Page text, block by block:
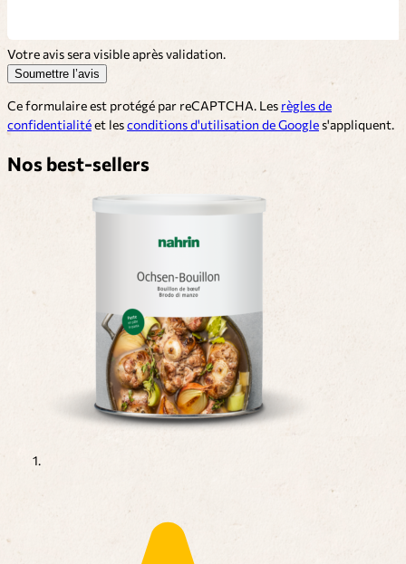
Votre avis sera visible après validation.
Soumettre l’avis
Ce formulaire est protégé par reCAPTCHA. Les règles de
confidentialitéet lesconditions d'utilisation de Google s'appliquent.
Nos best-sellers